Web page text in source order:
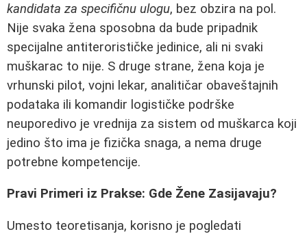
kandidata za specifičnu ulogu, bez obzira na pol.
Nije svaka žena sposobna da bude pripadnik
specijalne antiterorističke jedinice, ali ni svaki
muškarac to nije. S druge strane, žena koja je
vrhunski pilot, vojni lekar, analitičar obaveštajnih
podataka ili komandir logističke podrške
neuporedivo je vrednija za sistem od muškarca koji
jedino što ima je fizička snaga, a nema druge
potrebne kompetencije.
Pravi Primeri iz Prakse: Gde Žene Zasijavaju?
Umesto teoretisanja, korisno je pogledati